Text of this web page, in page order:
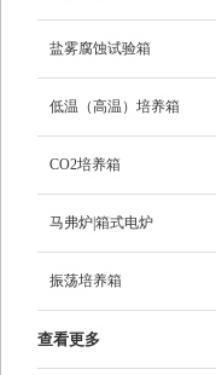
盐雾腐蚀试验箱
低温（高温）培养箱
CO2培养箱
马弗炉|箱式电炉
振荡培养箱
查看更多